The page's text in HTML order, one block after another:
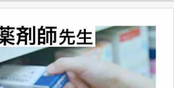
多岐にわたる医療
ム管理できるこ
きな武器になりま